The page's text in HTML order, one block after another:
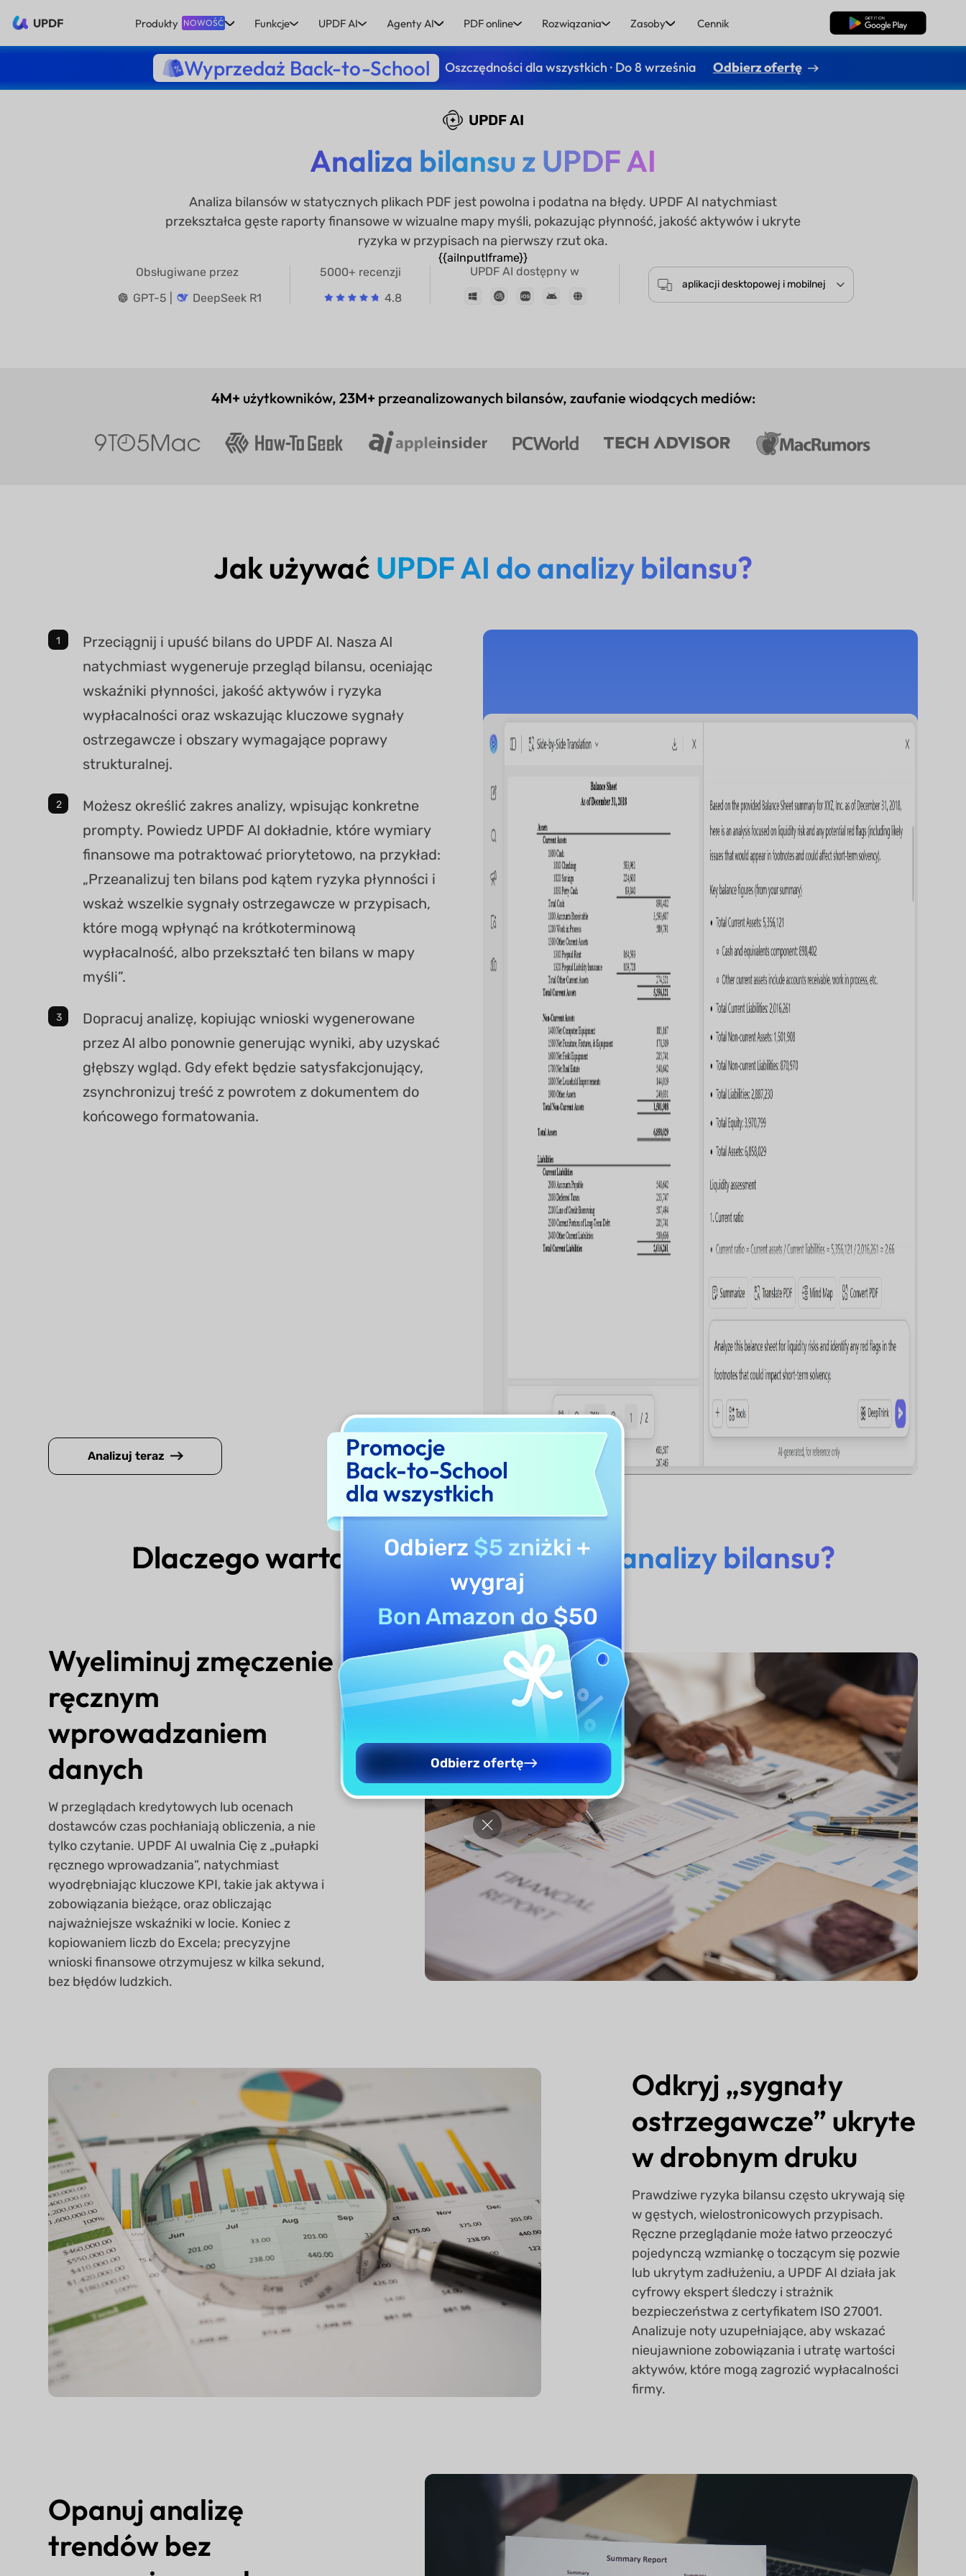
UPDF Produkty NOWOŚĆ Funkcje UPDF AI Agenty AI PDF online Rozwiązania Zasoby Cennik Pobierz za darmo
Wyprzedaż Back-to-School Oszczędności dla wszystkich · Do 8 września Odbierz ofertę
UPDF AI
Analiza bilansu z UPDF AI
Analiza bilansów w statycznych plikach PDF jest powolna i podatna na błędy. UPDF AI natychmiast
przekształca gęste raporty finansowe w wizualne mapy myśli, pokazując płynność, jakość aktywów i ukryte
ryzyka w przypisach na pierwszy rzut oka.
{{aiInputIframe}}
Obsługiwane przez
GPT-5 |
DeepSeek R1
5000+ recenzji
4.8
UPDF AI dostępny w
aplikacji desktopowej i mobilnej
4M+ użytkowników, 23M+ przeanalizowanych bilansów, zaufanie wiodących mediów:
Jak używać UPDF AI do analizy bilansu?
Przeciągnij i upuść bilans do UPDF AI. Nasza AI
natychmiast wygeneruje przegląd bilansu, oceniając
wskaźniki płynności, jakość aktywów i ryzyka
wypłacalności oraz wskazując kluczowe sygnały
ostrzegawcze i obszary wymagające poprawy
strukturalnej.
Możesz określić zakres analizy, wpisując konkretne
prompty. Powiedz UPDF AI dokładnie, które wymiary
finansowe ma potraktować priorytetowo, na przykład:
„Przeanalizuj ten bilans pod kątem ryzyka płynności i
wskaż wszelkie sygnały ostrzegawcze w przypisach,
które mogą wpłynąć na krótkoterminową
wypłacalność, albo przekształć ten bilans w mapy
myśli”.
Dopracuj analizę, kopiując wnioski wygenerowane
przez AI albo ponownie generując wyniki, aby uzyskać
głębszy wgląd. Gdy efekt będzie satysfakcjonujący,
zsynchronizuj treść z powrotem z dokumentem do
końcowego formatowania.
Analizuj teraz
Dlaczego warto wybraćUPDF AI do analizy bilansu?
Wyeliminuj zmęczenie
ręcznym
wprowadzaniem
danych
W przeglądach kredytowych lub ocenach
dostawców czas pochłaniają obliczenia, a nie
tylko czytanie. UPDF AI uwalnia Cię z „pułapki
ręcznego wprowadzania”, natychmiast
wyodrębniając kluczowe KPI, takie jak aktywa i
zobowiązania bieżące, oraz obliczając
najważniejsze wskaźniki w locie. Koniec z
kopiowaniem liczb do Excela; precyzyjne
wnioski finansowe otrzymujesz w kilka sekund,
bez błędów ludzkich.
Odkryj „sygnały
ostrzegawcze” ukryte
w drobnym druku
Prawdziwe ryzyka bilansu często ukrywają się
w gęstych, wielostronicowych przypisach.
Ręczne przeglądanie może łatwo przeoczyć
pojedynczą wzmiankę o toczącym się pozwie
lub ukrytym zadłużeniu, a UPDF AI działa jak
cyfrowy ekspert śledczy i strażnik
bezpieczeństwa z certyfikatem ISO 27001.
Analizuje noty uzupełniające, aby wskazać
nieujawnione zobowiązania i utratę wartości
aktywów, które mogą zagrozić wypłacalności
firmy.
Opanuj analizę
trendów bez
Promocje
Back-to-School
dla wszystkich
Odbierz $5 zniżki +
wygraj
Bon Amazon do $50
Odbierz ofertę